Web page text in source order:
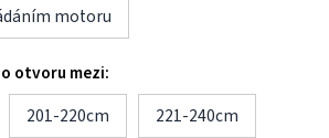
motoru
otvoru mezi:
201-220cm 221-240cm